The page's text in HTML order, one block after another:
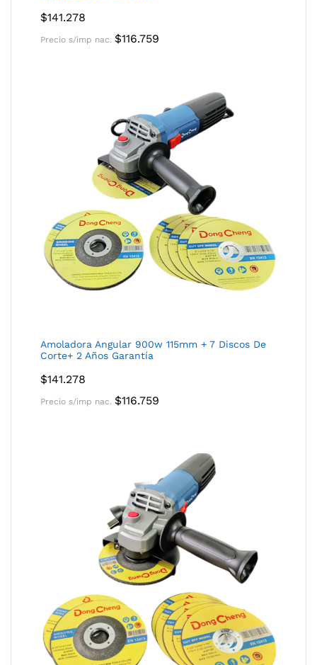
$141.278
Precio s/imp nac. $116.759
Amoladora Angular 900w 115mm + 7 Discos De
Corte+ 2 Años Garantía
$141.278
Precio s/imp nac. $116.759